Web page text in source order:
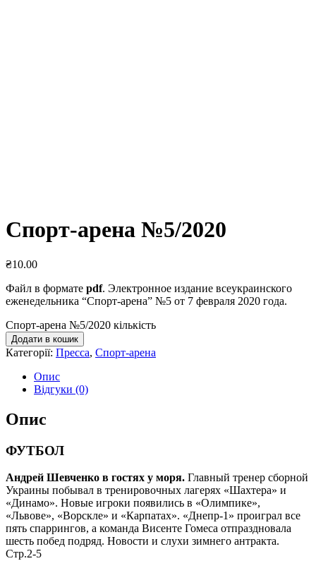
Спорт-арена №5/2020
₴10.00
Файл в формате pdf. Электронное издание всеукраинского
еженедельника “Спорт-арена” №5 от 7 февраля 2020 года.
Спорт-арена №5/2020 кількість
Додати в кошик
Категорії: Пресса, Спорт-арена
Опис
Відгуки (0)
Опис
ФУТБОЛ
Андрей Шевченко в гостях у моря. Главный тренер сборной
Украины побывал в тренировочных лагерях «Шахтера» и
«Динамо». Новые игроки появились в «Олимпике»,
«Львове», «Ворскле» и «Карпатах». «Днепр-1» проиграл все
пять спаррингов, а команда Висенте Гомеса отпраздновала
шесть побед подряд. Новости и слухи зимнего антракта.
Стр.2-5